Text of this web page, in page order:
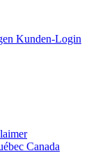
Kunden-Login
Canada